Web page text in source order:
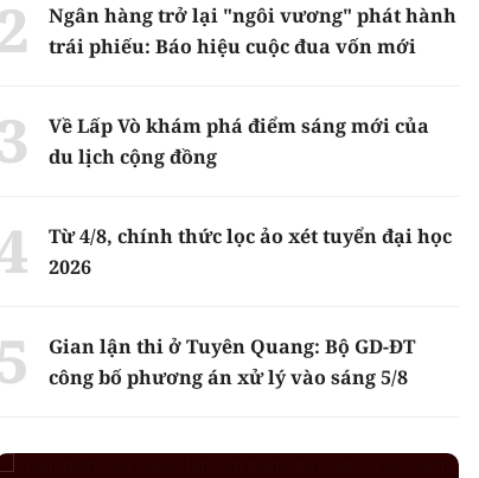
Ngân hàng trở lại "ngôi vương" phát hành
trái phiếu: Báo hiệu cuộc đua vốn mới
Về Lấp Vò khám phá điểm sáng mới của
du lịch cộng đồng
Từ 4/8, chính thức lọc ảo xét tuyển đại học
2026
Gian lận thi ở Tuyên Quang: Bộ GD-ĐT
công bố phương án xử lý vào sáng 5/8